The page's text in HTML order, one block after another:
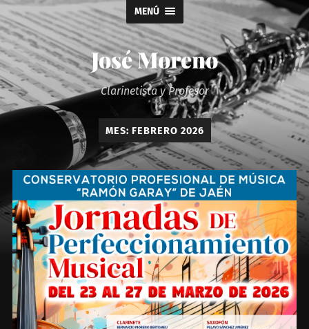
MENÚ
José Moreno
Clarinetista y Profesor
MES: FEBRERO 2026